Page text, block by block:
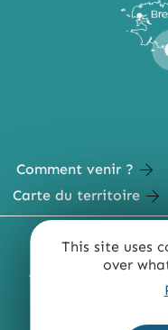
This site uses
over
Comment venir ?
Carte du territoire
MENTIONS
ACCESSIBILITÉ : NON